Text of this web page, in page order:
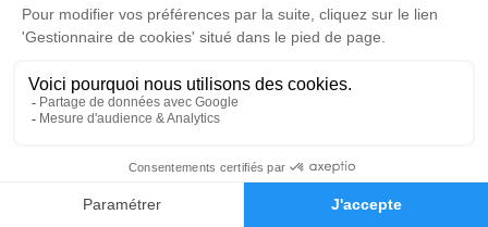
Faire-part Hommages
248, Rue de l'Abbé Lemire
Déroulé des obsèques